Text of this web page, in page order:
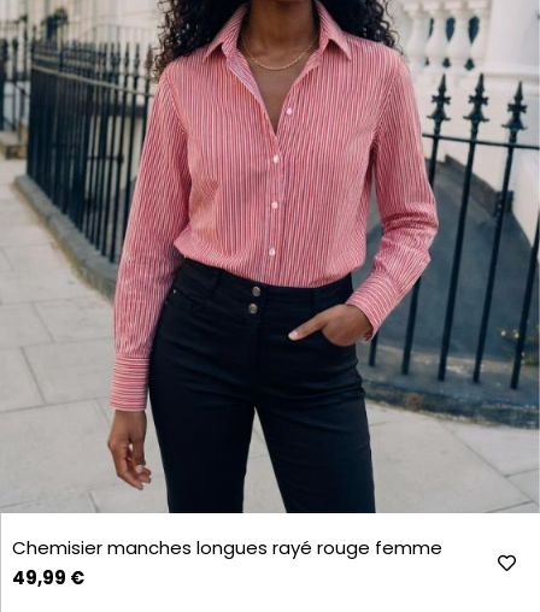
Chemisier manches longues rayé rouge femme
49,99 €